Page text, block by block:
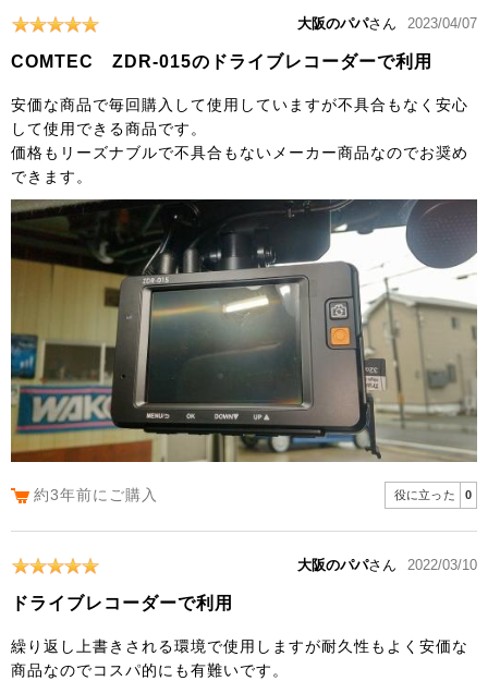
大阪のパパさん 2023/04/07
COMTEC ZDR-015のドライブレコーダーで利用
安価な商品で毎回購入して使用していますが不具合もなく安心
して使用できる商品です。
価格もリーズナブルで不具合もないメーカー商品なのでお奨め
できます。
約3年前にご購入 役に立った 0
大阪のパパさん 2022/03/10
ドライブレコーダーで利用
繰り返し上書きされる環境で使用しますが耐久性もよく安価な
商品なのでコスパ的にも有難いです。